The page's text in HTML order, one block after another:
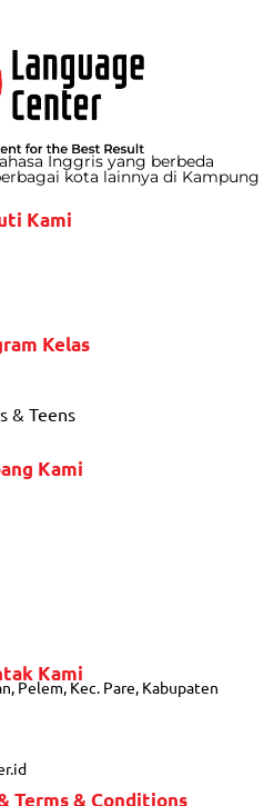
Inggris yang berbeda
kota lainnya di Kampung
Kami
Kelas
& Teens
Kami
Kami
Pelem, Kec. Pare, Kabupaten
Terms & Conditions